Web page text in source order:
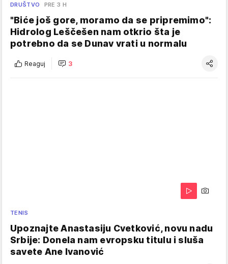
DRUŠTVO PRE 3 H
"Biće još gore, moramo da se pripremimo":
Hidrolog Leščešen nam otkrio šta je
potrebno da se Dunav vrati u normalu
Reaguj 3
TENIS
Upoznajte Anastasiju Cvetković, novu nadu
Srbije: Donela nam evropsku titulu i sluša
savete Ane Ivanović